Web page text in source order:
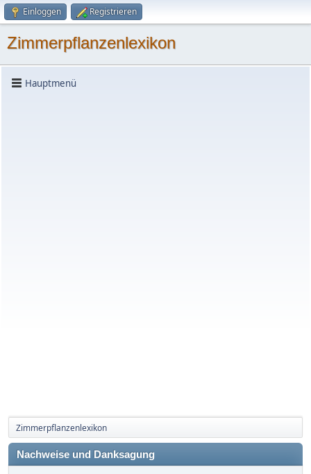
Einloggen Registrieren
Zimmerpflanzenlexikon
Hauptmenü
Zimmerpflanzenlexikon
Nachweise und Danksagung